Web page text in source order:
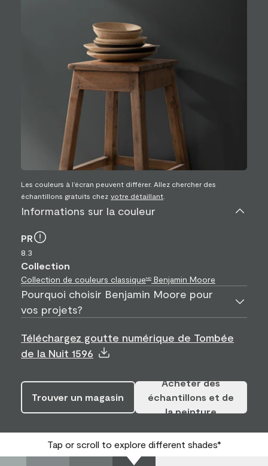
Les couleurs à l’écran peuvent différer. Allez chercher des
échantillons gratuits chez votre détaillant
Informations sur la couleur
PR
8.3
Collection
Collection de couleurs classiqueMD Benjamin Moore
Pourquoi choisir Benjamin Moore pour
vos projets?
Téléchargez goutte numérique de Tombée
de la Nuit 1596
Trouver un magasin
Acheter des
échantillons et de
la peinture
Tap or scroll to explore different shades*